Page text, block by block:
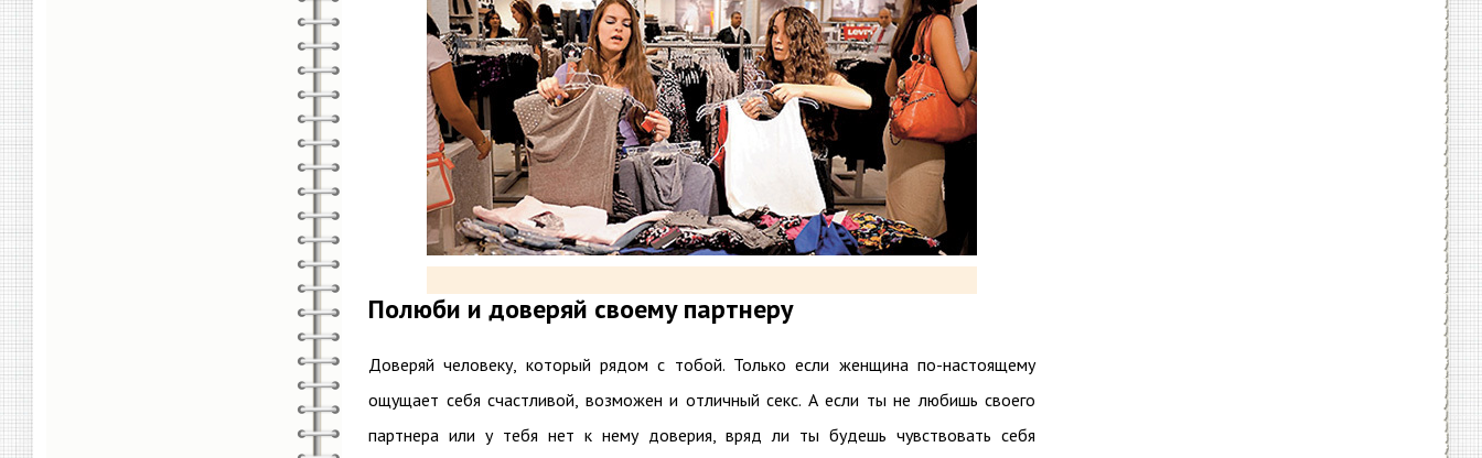
Полюби и доверяй своему партнеру
Доверяй человеку, который рядом с тобой. Только если женщина по-настоящему
ощущает себя счастливой, возможен и отличный секс. А если ты не любишь своего
партнера или у тебя нет к нему доверия, вряд ли ты будешь чувствовать себя